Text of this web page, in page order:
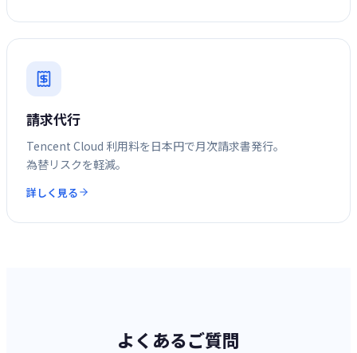
請求代行
Tencent Cloud 利用料を日本円で月次請求書発行。
為替リスクを軽減。
詳しく見る
よくあるご質問